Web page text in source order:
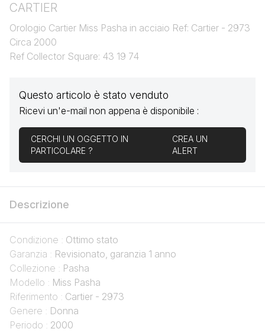
CARTIER
Orologio Cartier Miss Pasha in acciaio Ref: Cartier - 2973
Circa 2000
Ref Collector Square: 43 19 74
Questo articolo è stato venduto
Ricevi un'e-mail non appena è disponibile :
CERCHI UN OGGETTO IN
PARTICOLARE ?
CREA UN
ALERT
Descrizione
Condizione : Ottimo stato
Garanzia : Revisionato, garanzia 1 anno
Collezione : Pasha
Modello : Miss Pasha
Riferimento : Cartier - 2973
Genere : Donna
Periodo : 2000